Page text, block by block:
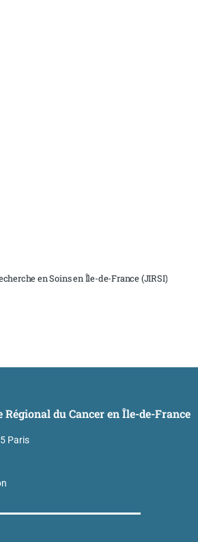
en Soins en Île-de-France (JIRSI)
du Cancer en Île-de-France
Paris